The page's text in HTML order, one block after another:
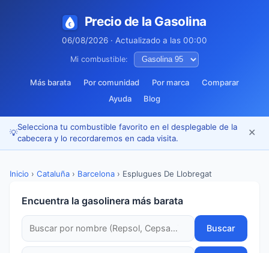
Precio de la Gasolina
06/08/2026 · Actualizado a las 00:00
Mi combustible:
Más barata Por comunidad Por marca
Comparar
Ayuda
Blog
💡
Selecciona tu combustible favorito en el desplegable de la
cabecera y lo recordaremos en cada visita.
✕
Inicio › Cataluña › Barcelona › Esplugues De Llobregat
Encuentra la gasolinera más barata
Buscar